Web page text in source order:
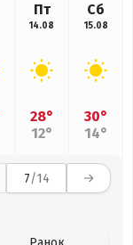
Пт
14.08
28°
12°
Сб
15.08
30°
14°
7/14